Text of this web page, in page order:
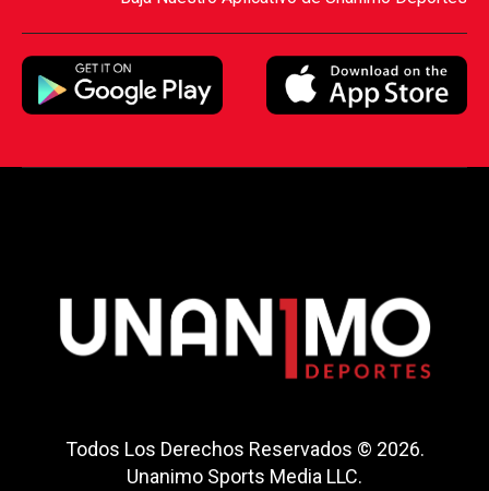
Todos Los Derechos Reservados © 2026.
Unanimo Sports Media LLC.